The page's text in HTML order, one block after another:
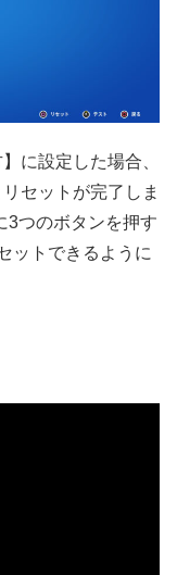
に設定した場合、
セットが完了しま
つのボタンを押す
ットできるように